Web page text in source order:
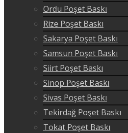
Ordu Poşet Baskı
Rize Poşet Baskı
Sakarya Poşet Baskı
Samsun Poşet Baskı
Siirt Poşet Baskı
Sinop Poşet Baskı
Sivas Poşet Baskı
Tekirdağ Poşet Baskı
Tokat Poşet Baskı